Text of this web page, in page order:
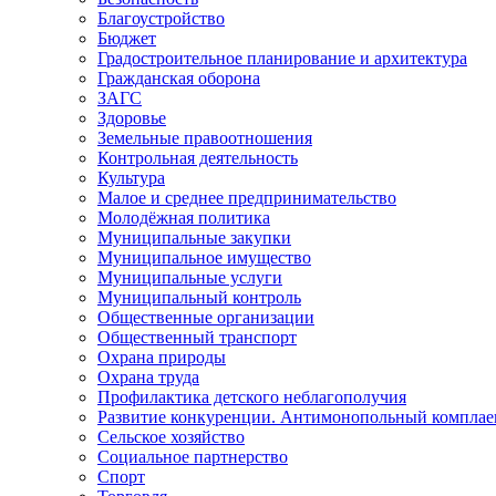
Благоустройство
Бюджет
Градостроительное планирование и архитектура
Гражданская оборона
ЗАГС
Здоровье
Земельные правоотношения
Контрольная деятельность
Культура
Малое и среднее предпринимательство
Молодёжная политика
Муниципальные закупки
Муниципальное имущество
Муниципальные услуги
Муниципальный контроль
Общественные организации
Общественный транспорт
Охрана природы
Охрана труда
Профилактика детского неблагополучия
Развитие конкуренции. Антимонопольный
Сельское хозяйство
Социальное партнерство
Спорт